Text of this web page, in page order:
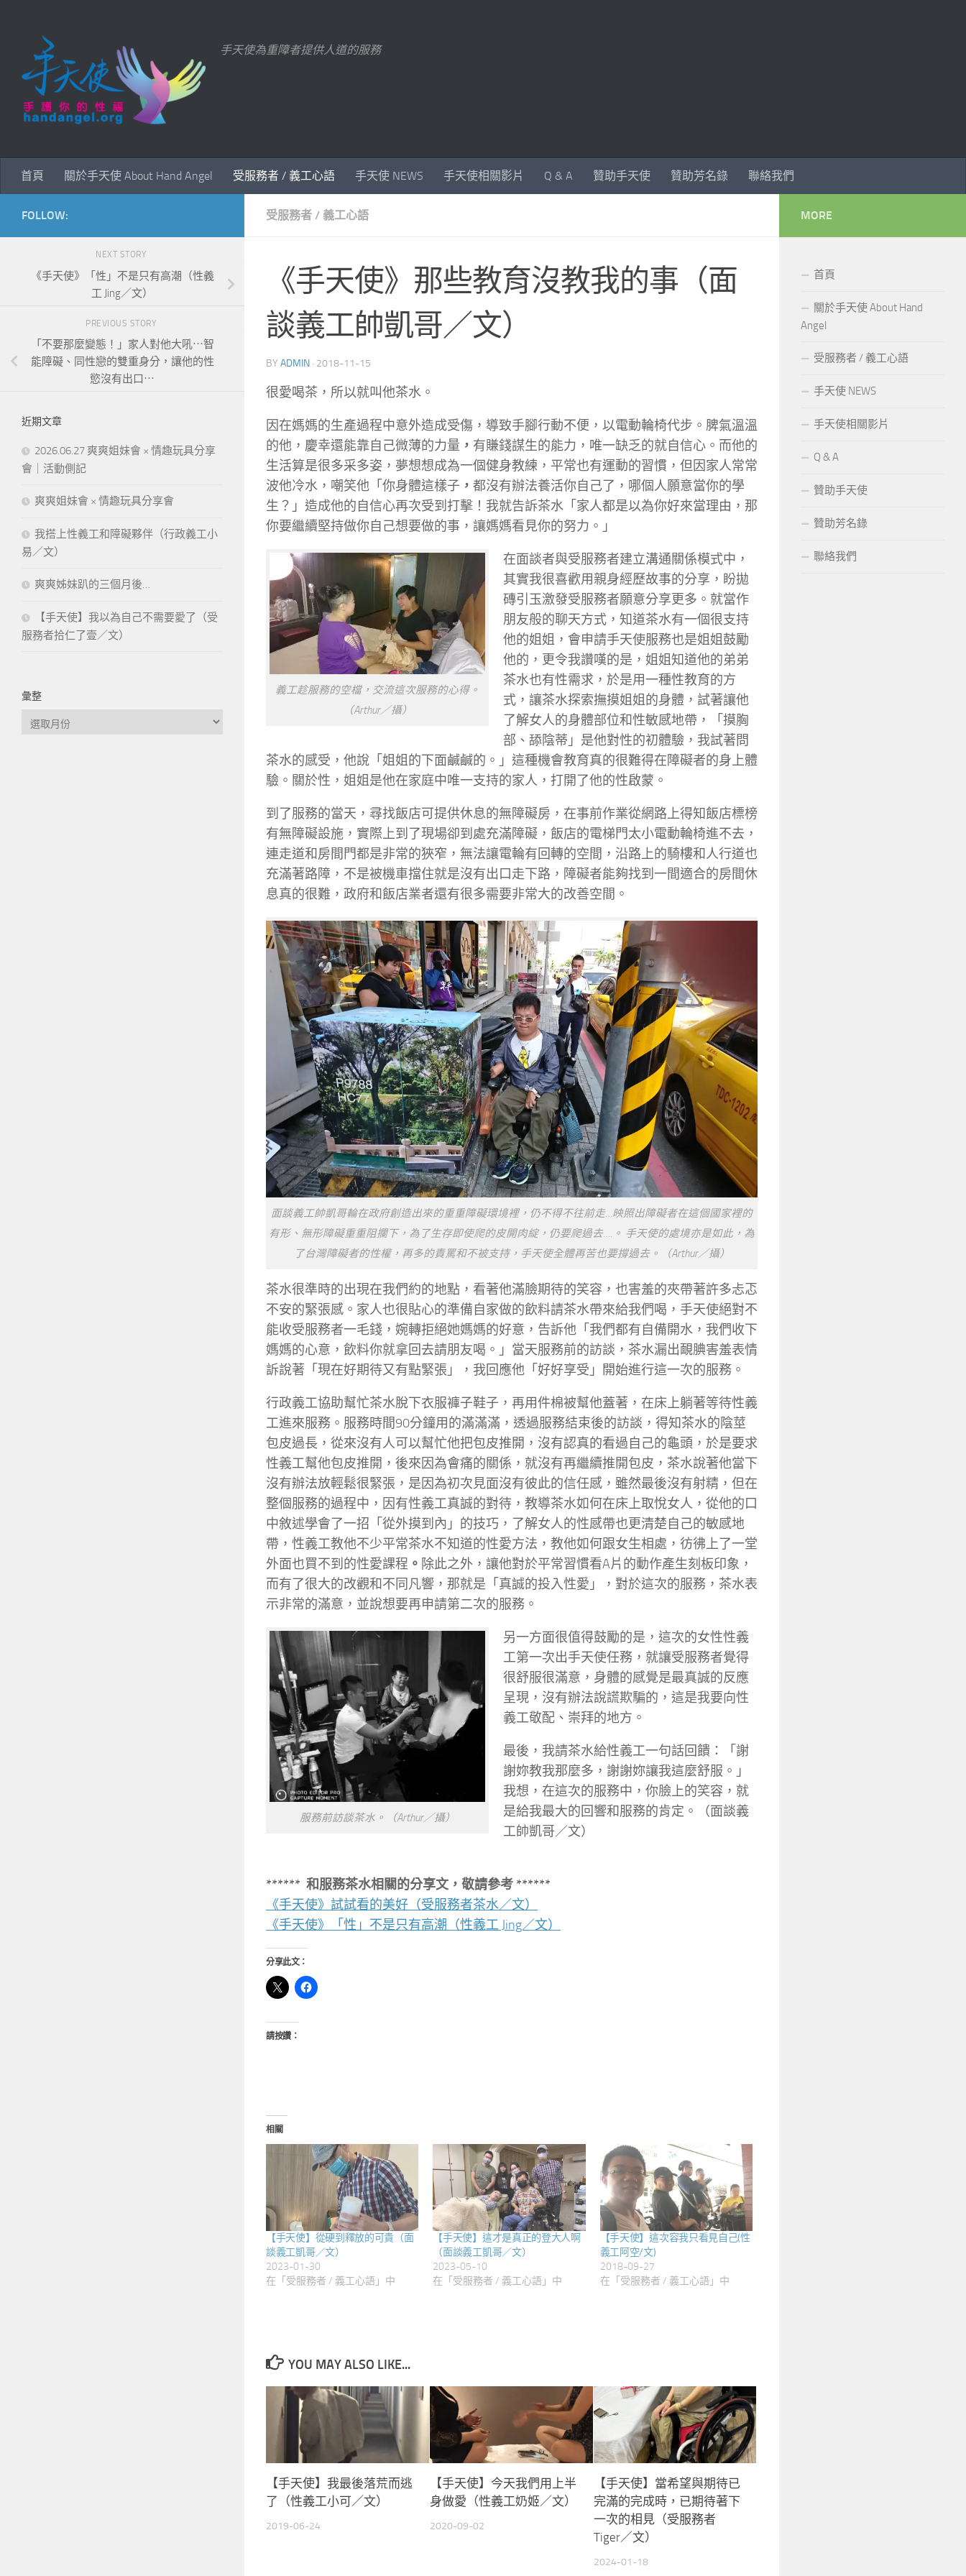
手天使為重障者提供人道的服務
首頁 關於手天使 About Hand Angel 受服務者 / 義工心語 手天使 NEWS 手天使相關影片 Q & A 贊助手天使 贊助芳名錄 聯絡我們
受服務者 / 義工心語
《手天使》那些教育沒教我的事（面
談義工帥凱哥／文）
BY ADMIN · 2018-11-15
很愛喝茶，所以就叫他茶水。
因在媽媽的生產過程中意外造成受傷，導致手腳行動不便，以電動輪椅代步。脾氣溫溫
的他，慶幸還能靠自己微薄的力量 ， 有賺錢謀生的能力，唯一缺乏的就自信心。而他的
生活算是很多采多姿，夢想想成為一個健身教練，平常也有運動的習慣，但因家人常常
波他冷水，嘲笑他「你身體這樣子 ， 都沒有辦法養活你自己了，哪個人願意當你的學
生？」造成他的自信心再次受到打擊！我就告訴茶水「家人都是以為你好來當理由，那
你要繼續堅持做你自己想要做的事，讓媽媽看見你的努力。」
義工趁服務的空檔，交流這次服務的心得。
（Arthur／攝）
在面談者與受服務者建立溝通關係模式中，
其實我很喜歡用親身經歷故事的分享，盼拋
磚引玉激發受服務者願意分享更多。就當作
朋友般的聊天方式，知道茶水有一個很支持
他的姐姐，會申請手天使服務也是姐姐鼓勵
他的，更令我讚嘆的是，姐姐知道他的弟弟
茶水也有性需求，於是用一種性教育的方
式，讓茶水探索撫摸姐姐的身體，試著讓他
了解女人的身體部位和性敏感地帶，「摸胸
部、舔陰蒂」是他對性的初體驗，我試著問
茶水的感受，他說「姐姐的下面鹹鹹的。」這種機會教育真的很難得在障礙者的身上體
驗。關於性，姐姐是他在家庭中唯一支持的家人，打開了他的性啟蒙。
到了服務的當天，尋找飯店可提供休息的無障礙房，在事前作業從網路上得知飯店標榜
有無障礙設施，實際上到了現場卻到處充滿障礙，飯店的電梯門太小電動輪椅進不去，
連走道和房間門都是非常的狹窄，無法讓電輪有回轉的空間，沿路上的騎樓和人行道也
充滿著路障，不是被機車擋住就是沒有出口走下路，障礙者能夠找到一間適合的房間休
息真的很難，政府和飯店業者還有很多需要非常大的改善空間。
面談義工帥凱哥輪在政府創造出來的重重障礙環境裡，仍不得不往前走…映照出障礙者在這個國家裡的
有形、無形障礙重重阻攔下，為了生存即使爬的皮開肉綻，仍要爬過去….。 手天使的處境亦是如此，為
了台灣障礙者的性權，再多的責罵和不被支持，手天使全體再苦也要撐過去。（Arthur／攝）
茶水很準時的出現在我們約的地點，看著他滿臉期待的笑容，也害羞的夾帶著許多忐忑
不安的緊張感。家人也很貼心的準備自家做的飲料請茶水帶來給我們喝，手天使絕對不
能收受服務者一毛錢，婉轉拒絕她媽媽的好意，告訴他「我們都有自備開水，我們收下
媽媽的心意，飲料你就拿回去請朋友喝。」當天服務前的訪談，茶水漏出靦腆害羞表情
訴說著「現在好期待又有點緊張」，我回應他「好好享受」開始進行這一次的服務。
行政義工協助幫忙茶水脫下衣服褲子鞋子，再用件棉被幫他蓋著，在床上躺著等待性義
工進來服務。服務時間90分鐘用的滿滿滿，透過服務結束後的訪談，得知茶水的陰莖
包皮過長，從來沒有人可以幫忙他把包皮推開，沒有認真的看過自己的龜頭，於是要求
性義工幫他包皮推開，後來因為會痛的關係，就沒有再繼續推開包皮，茶水說著他當下
沒有辦法放輕鬆很緊張，是因為初次見面沒有彼此的信任感，雖然最後沒有射精，但在
整個服務的過程中，因有性義工真誠的對待，教導茶水如何在床上取悅女人，從他的口
中敘述學會了一招「從外摸到內」的技巧，了解女人的性感帶也更清楚自己的敏感地
帶，性義工教他不少平常茶水不知道的性愛方法，教他如何跟女生相處，彷彿上了一堂
外面也買不到的性愛課程 。 除此之外，讓他對於平常習慣看A片的動作產生刻板印象，
而有了很大的改觀和不同凡響，那就是「真誠的投入性愛」，對於這次的服務，茶水表
示非常的滿意，並說想要再申請第二次的服務。
服務前訪談茶水。（Arthur／攝）
另一方面很值得鼓勵的是，這次的女性性義
工第一次出手天使任務，就讓受服務者覺得
很舒服很滿意，身體的感覺是最真誠的反應
呈現，沒有辦法說謊欺騙的，這是我要向性
義工敬配、崇拜的地方。
最後，我請茶水給性義工一句話回饋：「謝
謝妳教我那麼多，謝謝妳讓我這麼舒服。」
我想，在這次的服務中，你臉上的笑容，就
是給我最大的回響和服務的肯定。（面談義
工帥凱哥／文）
****** 和服務茶水相關的分享文，敬請參考 ******
《手天使》試試看的美好（受服務者茶水／文）
《手天使》「性」不是只有高潮（性義工 Jing／文）
分享此文：
請按讚：
相關
【手天使】從硬到釋放的可貴（面
談義工凱哥／文）
2023-01-30
在「受服務者 / 義工心語」中
【手天使】這才是真正的登大人啊
（面談義工凱哥／文）
2023-05-10
在「受服務者 / 義工心語」中
【手天使】這次容我只看見自己(性
義工阿空/文)
2018-09-27
在「受服務者 / 義工心語」中
YOU MAY ALSO LIKE...
【手天使】我最後落荒而逃
了（性義工小可／文）
2019-06-24
【手天使】今天我們用上半
身做愛（性義工奶姬／文）
2020-09-02
【手天使】當希望與期待已
完滿的完成時，已期待著下
一次的相見（受服務者
Tiger／文）
2024-01-18
FOLLOW:
NEXT STORY
《手天使》「性」不是只有高潮（性義
工 Jing／文）
PREVIOUS STORY
「不要那麼變態！」家人對他大吼⋯智
能障礙、同性戀的雙重身分，讓他的性
慾沒有出口⋯
近期文章
2026.06.27 爽爽姐妹會 × 情趣玩具分享
會｜活動側記
爽爽姐妹會 × 情趣玩具分享會
我搭上性義工和障礙夥伴（行政義工小
易／文）
爽爽姊妹趴的三個月後…
【手天使】我以為自己不需要愛了（受
服務者拾仁了壹／文）
彙整
彙
MORE
首頁
關於手天使 About Hand
Angel
受服務者 / 義工心語
手天使 NEWS
手天使相關影片
Q & A
贊助手天使
贊助芳名錄
聯絡我們